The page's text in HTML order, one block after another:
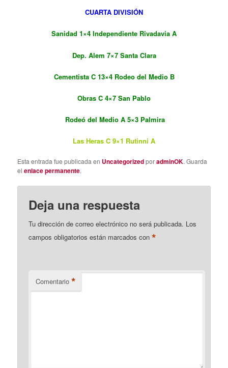
CUARTA DIVISIÓN
Sanidad 1×4 Independiente Rivadavia A
Dep. Alem 7×7 Santa Clara
Cementista C 13×4 Rodeo del Medio B
Obras C 4×7 San Pablo
Rodeó del Medio A 5×3 Palmira
Las Heras C 9×1 Rutinni A
Esta entrada fue publicada en UncategorizedporadminOK. Guarda
elenlace permanente.
Deja una respuesta
Tu dirección de correo electrónico no será publicada. Los
campos obligatorios están marcados con*
Comentario *